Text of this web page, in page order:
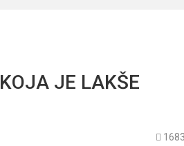
JE LAKŠE
1683